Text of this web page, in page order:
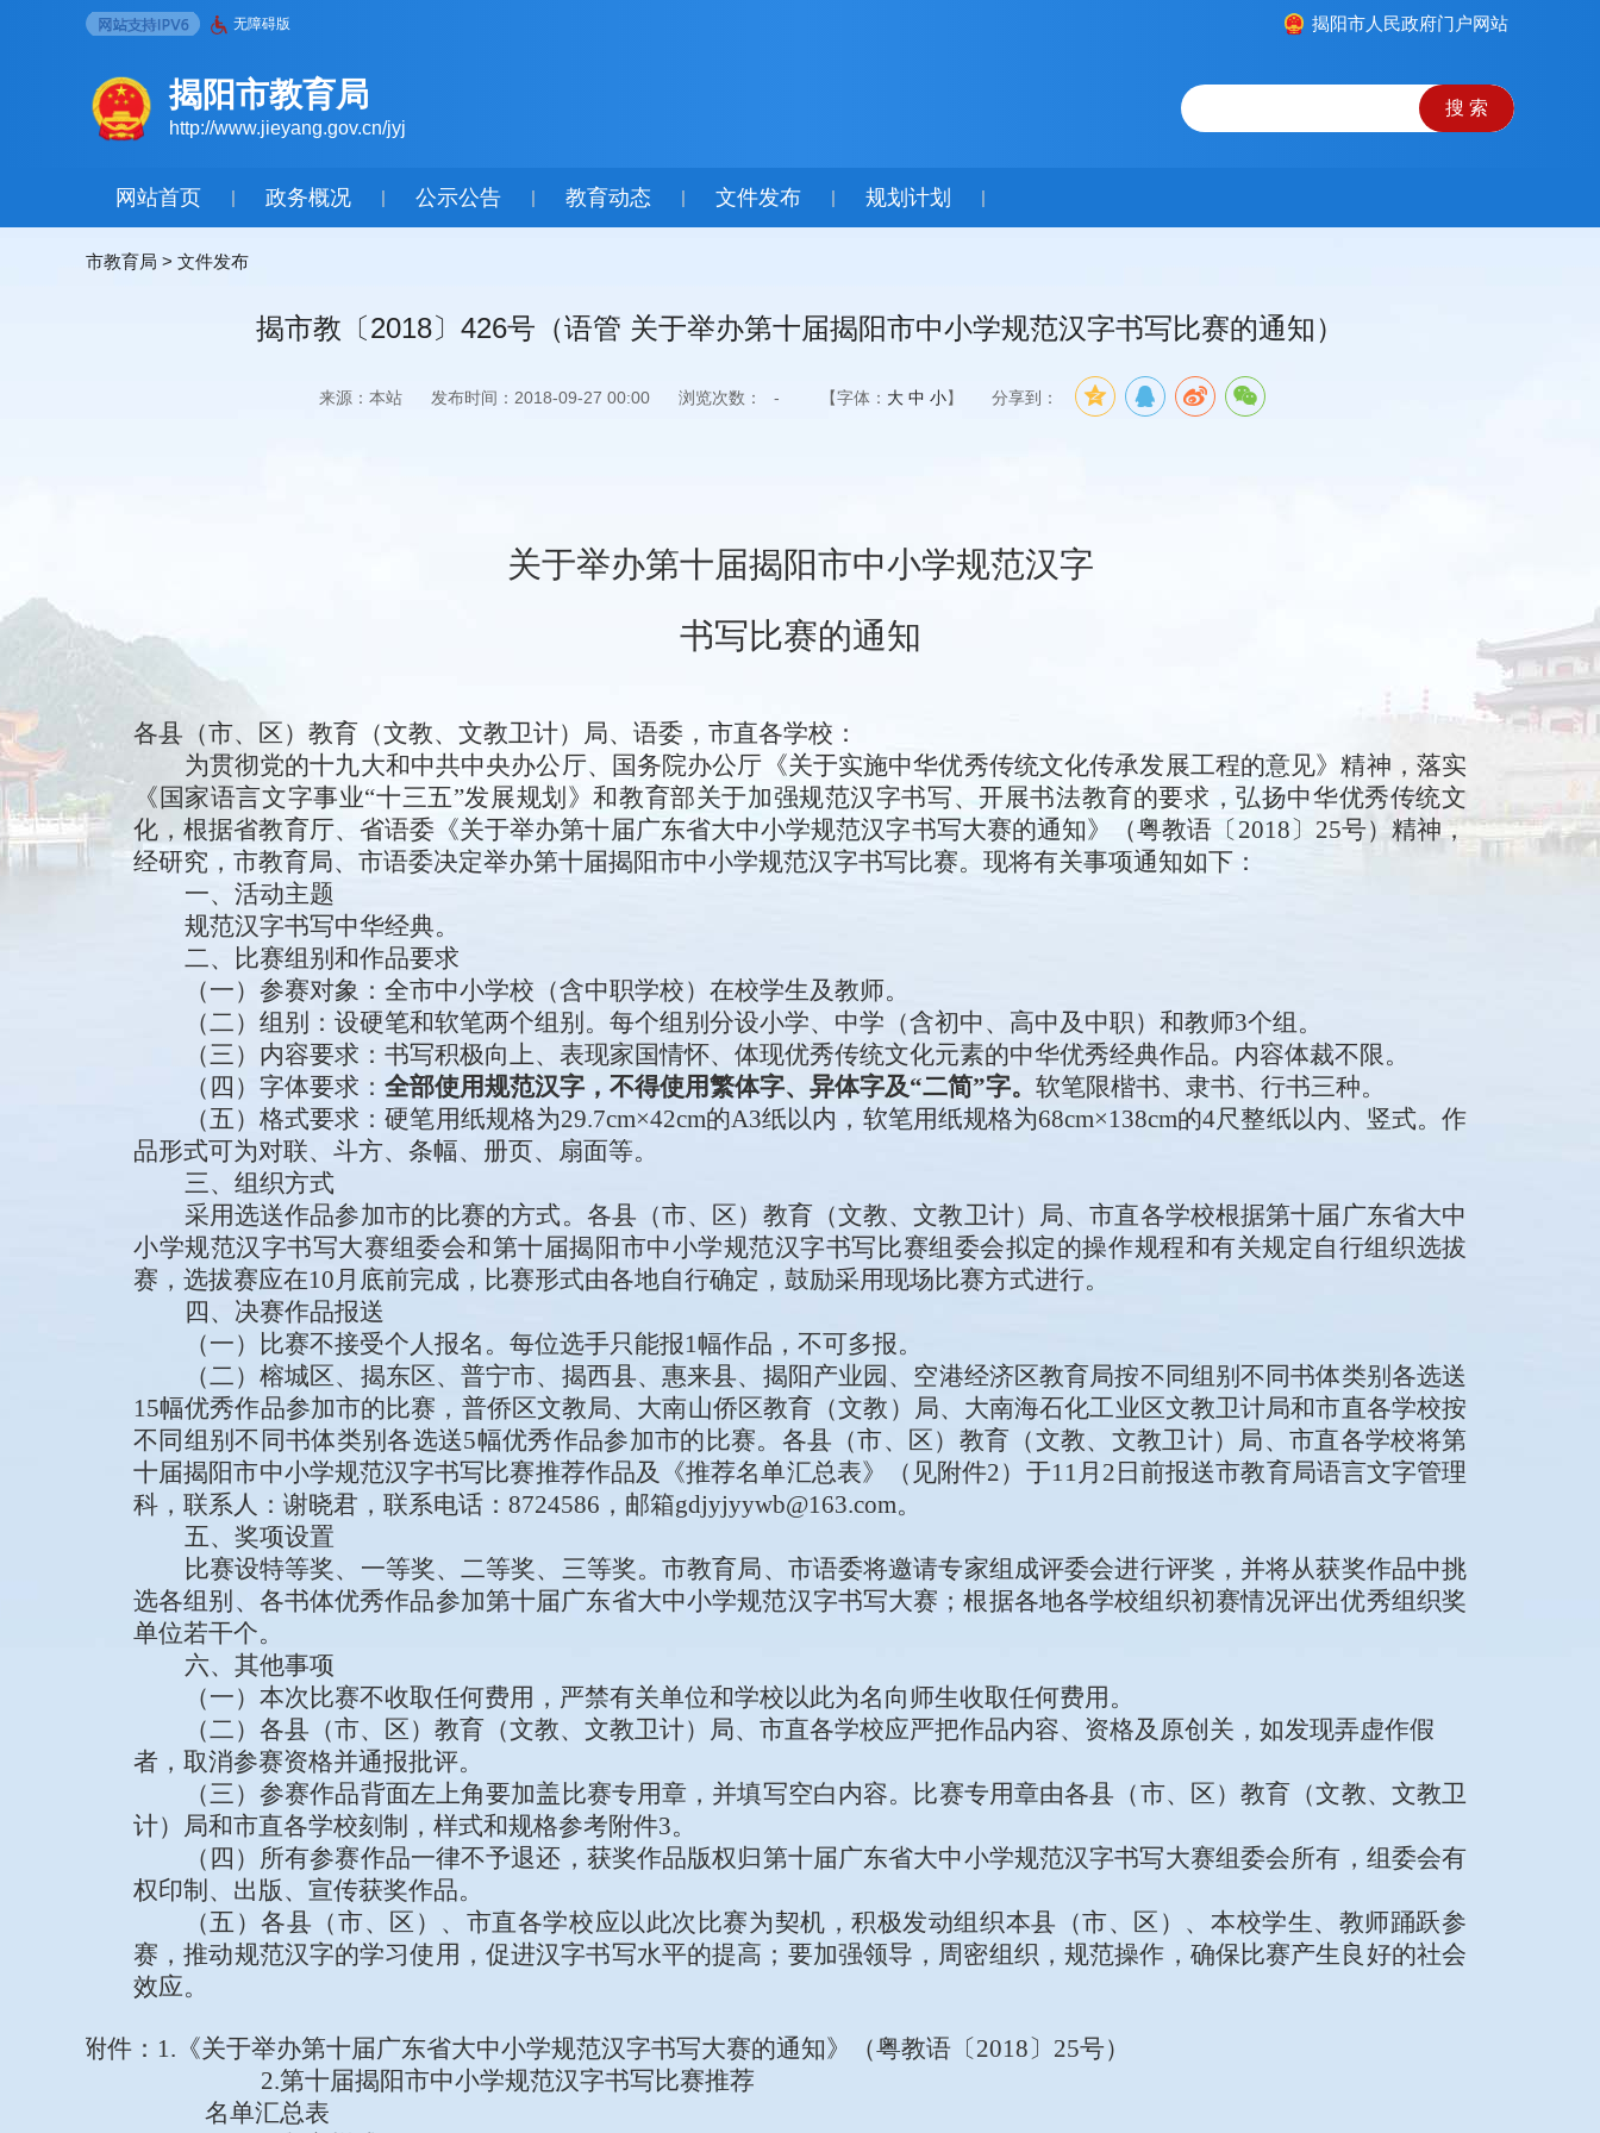
无障碍版 揭阳市人民政府门户网站
揭阳市教育局
http://www.jieyang.gov.cn/jyj
网站首页 | 政务概况 | 公示公告 | 教育动态 | 文件发布 | 规划计划 |
市教育局 > 文件发布
揭市教〔2018〕426号（语管 关于举办第十届揭阳市中小学规范汉字书写比赛的通知）
来源：本站 发布时间：2018-09-27 00:00 浏览次数： - 【字体： 大 中 小】 分享到：
关于举办第十届揭阳市中小学规范汉字
书写比赛的通知
各县（市、区）教育（文教、文教卫计）局、语委 ，市直各学校：
为贯彻党的十九大和中共中央办公厅、国务院办公厅《关于实施中华优秀传统文化传承发展工程的意见》精神，落实
《国家语言文字事业“十三五”发展规划》和教育部关于加强规范汉字书写、开展书法教育的要求，弘扬中华优秀传统文
化 ，根据省教育厅、省语委 《关于举办第十届广东省大中小学规范汉字书写大赛的通知》（粤教语〔2018〕 25号） 精神，
经研究， 市教育局、市语委决定举办第十届揭阳市中小学规范汉字书写比赛。 现将有关事项通知如下：
一、活动主题
规范汉字书写中华经典。
二、比赛组别和作品要求
（一）参赛对象： 全市中小学校 （含中职学校） 在校学生及教师。
（二）组别： 设硬笔和软笔两个组别。每个组别分设小学、中学 （含初中、高中及中职） 和教师3个组。
（三）内容要求： 书写积极向上、表现家国情怀、体现优秀传统文化元素的中华优秀经典作品。内容体裁不限。
（ 四 ）字体要求： 全部使用规范汉字，不得使用繁体字、异体字及“二简”字。 软笔限楷书、隶书、行书三种。
（五）格式要求：硬笔用纸规格为29.7cm×42cm的A3纸以内 ， 软笔用纸规格为68cm×138cm的4尺整纸以内、竖式。作
品形式可为对联、斗方、条幅、册页、扇面等。
三、组织方式
采用选送作品参加市的比赛的方式。 各县（市、区）教育（文教、文教卫计）局、市直各学校根据第十届 广东省大中
小学规范汉字书写大赛组委会和第十届揭阳市中小学规范汉字书写 比赛组委会拟定的操作规程和有关规定自行组织选拔
赛，选拔赛应在10月 底前完成 ，比赛形式由各地自行确定，鼓励采用现场比赛方式进行。
四、 决赛作品报送
（一）比赛不接受个人报名。每位选手只能报1幅作品，不可多报。
（二）榕城区、揭东区、普宁市、 揭西县、惠来县、 揭阳产业园、空港经济区教育局按不同组别不同书体类别各选送
15幅优秀作品参加市的比赛，普侨区文教局、大南山侨区教育 （文教） 局、大南海石化工业区文教卫计局和市直各学校按
不同组别不同书体类别各选送5幅优秀作品参加市的比赛。各县（市、区）教育（文教、文教卫计）局、市直各学校将第
十届揭阳市中小学规范汉字书写比赛推荐作品及《推荐名单汇总表》（见附件2） 于11月 2 日前报送市教育局语言文字管理
科 ，联系人：谢晓君，联系电话： 8724586 ， 邮箱gdjyjyywb@163.com。
五、 奖项设置
比赛设特等奖、 一等奖、二等奖、三等奖。市教育局、市语委将邀请专家组成评委会进行评奖，并将从获奖作品中挑
选各组别、各书体优秀作品参加第十届广东省大中小学规范汉字书写大赛；根据各地各学校组织初赛情况评出优秀组织奖
单位若干个。
六、其他事项
（一） 本次比赛不收取任何费用 ， 严禁有关单位和学校以此为名向师生收取任何费用 。
（二） 各县（市、区）教育（文教、文教卫计）局、市直各学校应严把作品内容、资格及原创关 ， 如发现弄虚作假
者 ， 取消参赛资格并通报批评。
（三）参赛作品背面左上角要加盖比赛专用章 ， 并填写空白内容。 比赛专用章由各县（市、区）教育（文教、文教卫
计） 局和市直各学校刻制，样式和规格参考附件3。
（四） 所有参赛作品一律不予退还，获奖作品版权归第十届广东省大中小学规范汉字书写大赛组委会所有，组委会有
权印制、出版、宣传获奖作品。
（五）各县（市、区）、市直各学校应以此次比赛为契机，积极发动组织本县（市、区） 、 本校学生、教师踊跃参
赛，推动规范汉字的学习使用，促进汉字书写水平的提高；要加强领导，周密组织，规范操作，确保比赛产生良好的社会
效应。
附件： 1.《关于举办第十届广东省大中小学规范汉字书写大赛的通知》（粤教语〔2018〕 25号）
2.第十届揭阳市中小学规范汉字书写比赛推荐
名单汇总表